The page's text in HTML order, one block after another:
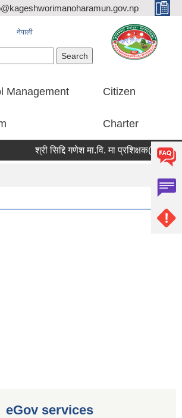
नेपाली
Management Citizen
Charter
श्री सिद्दि गणेश मा.वि. मा प्रशिक्षक(बाली विज्ञान)
eGov services